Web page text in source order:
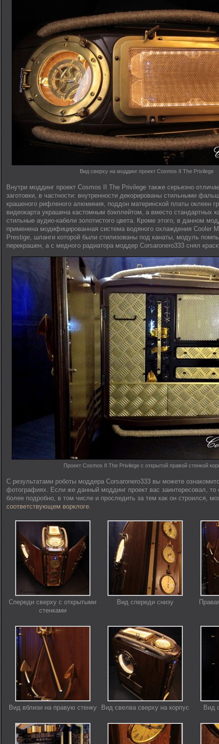
Вид сверху на моддинг проект Cosmos II The Privilege
Внутри моддинг проект Cosmos II The Privilege также серьезно
заготовки, в частности: внутренности декорированы стильными
крашеного рифленого алюминия, поддон материнской платы оклеен
видеокарта украшена кастомным бэкплейтом, а вместо стандартных
стильные аудио-кабели золотистого цвета. Кроме этого, в данном
применена модифицированная система водяного охлаждения Cooler
Prestige, шланги которой были стилизованы под канаты, модуль
перекрашен, а с медного радиатора моддер Corsaronero333 снял
Проект Cosmos II The Privilege с открытой правой стенкой
С результатами роботы моддера Corsaronero333 вы можете
фотографиях. Если же данный моддинг проект вас заинтересовал, то
более подробно, в том числе и проследить за тем как он строился,
соответствующем ворклоге.
Спереди сверху с открытыми
стенками
Вид спереди снизу
Вид вблизи на правую стенку Вид свелва сверху на корпус Вид